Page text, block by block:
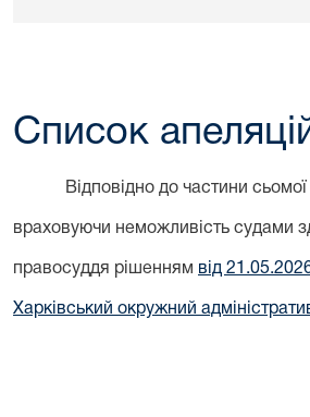
Список
Відповідно до частини сьомої
враховуючи неможливість судами
правосуддя рішенням від
Харківський окружний